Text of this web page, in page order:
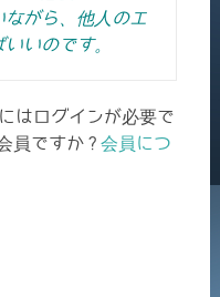
ながら、他人のエ
いのです。
はログインが必要で
員ですか ? 会員につ